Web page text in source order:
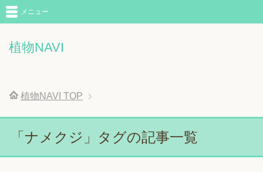
植物NAVI
メニュー
植物NAVI TOP
「ナメクジ」タグの記事一覧